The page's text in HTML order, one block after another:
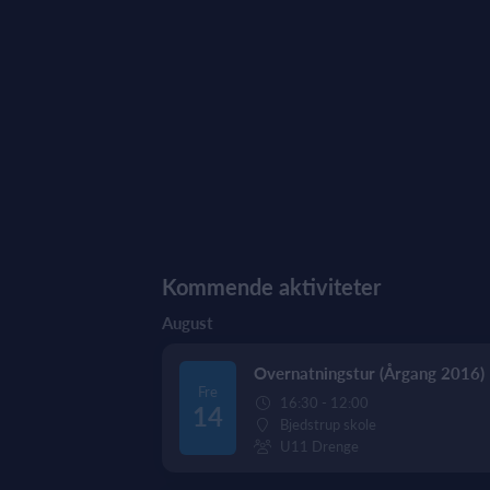
Kommende aktiviteter
August
Fre
14
Overnatningstur (Årgang 2016)
16:30 - 12:00
Bjedstrup skole
U11 Drenge